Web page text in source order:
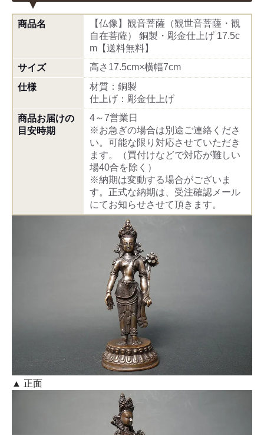
商品名
【仏像】観音菩薩（観世音菩薩・観
自在菩薩） 銅製・彫金仕上げ 17.5c
m【送料無料】
サイズ
高さ17.5cm×横幅7cm
仕様
材質：銅製
仕上げ：彫金仕上げ
商品お届けの
目安時期
4～7営業日
※お急ぎの場合は別途ご連絡くださ
い。可能な限り対応させていただき
ます。（買付けなどで対応が難しい
場40合を除く）
※納期は変動する場合がございま
す。正式な納期は、受注確認メール
にてお知らせさせて頂きます。
▲ 正面